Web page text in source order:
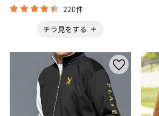
220件
チラ見をする